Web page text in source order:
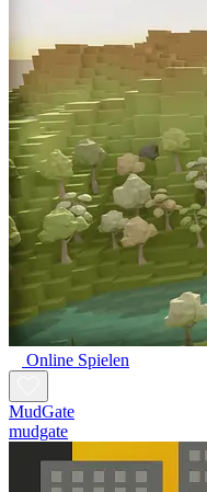
Online Spielen
MudGate
mudgate